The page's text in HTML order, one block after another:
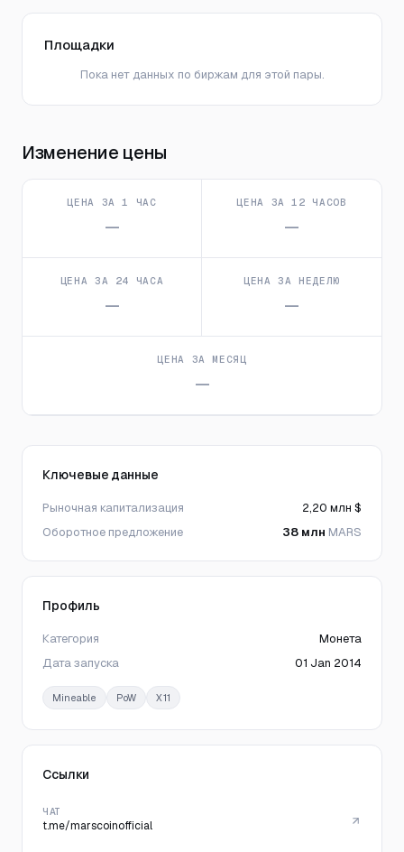
Площадки
Пока нет данных по биржам для этой пары.
Изменение цены
ЦЕНА ЗА 1 ЧАС
—
ЦЕНА ЗА 12 ЧАСОВ
—
ЦЕНА ЗА 24 ЧАСА
—
ЦЕНА ЗА НЕДЕЛЮ
—
ЦЕНА ЗА МЕСЯЦ
—
Ключевые данные
Рыночная капитализация
2,20 млн $
Оборотное предложение
38 млн MARS
Профиль
Категория
Монета
Дата запуска
01 Jan 2014
Mineable PoW X11
Ссылки
ЧАТ
t.me/marscoinofficial